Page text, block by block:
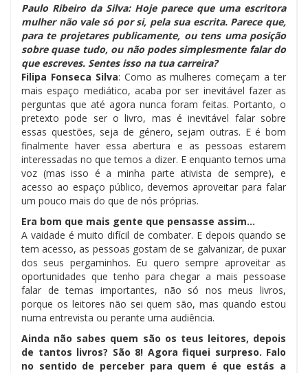
Paulo Ribeiro da Silva: Hoje parece que uma escritora
mulher não vale só por si, pela sua escrita. Parece que,
para te projetares publicamente, ou tens uma posição
sobre quase tudo, ou não podes simplesmente falar do
que escreves. Sentes isso na tua carreira?
Filipa Fonseca Silva: Como as mulheres começam a ter
mais espaço mediático, acaba por ser inevitável fazer as
perguntas que até agora nunca foram feitas. Portanto, o
pretexto pode ser o livro, mas é inevitável falar sobre
essas questões, seja de género, sejam outras. E é bom
finalmente haver essa abertura e as pessoas estarem
interessadas no que temos a dizer. E enquanto temos uma
voz (mas isso é a minha parte ativista de sempre), e
acesso ao espaço público, devemos aproveitar para falar
um pouco mais do que de nós próprias.
Era bom que mais gente que pensasse assim…
A vaidade é muito difícil de combater. E depois quando se
tem acesso, as pessoas gostam de se galvanizar, de puxar
dos seus pergaminhos. Eu quero sempre aproveitar as
oportunidades que tenho para chegar a mais pessoase
falar de temas importantes, não só nos meus livros,
porque os leitores não sei quem são, mas quando estou
numa entrevista ou perante uma audiência.
Ainda não sabes quem são os teus leitores, depois
de tantos livros? São 8! Agora fiquei surpreso. Falo
no sentido de perceber para quem é que estás a